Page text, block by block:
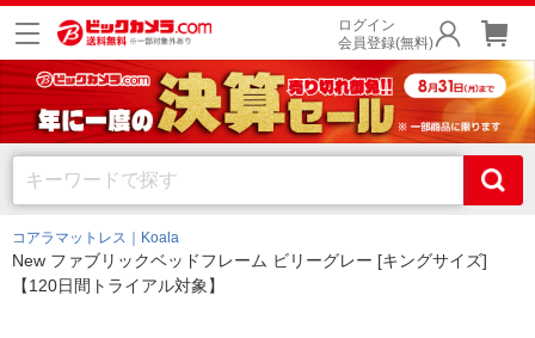
ログイン
会員登録(無料)
コアラマットレス｜Koala
New ファブリックベッドフレーム ビリーグレー [キングサイズ]
【120日間トライアル対象】